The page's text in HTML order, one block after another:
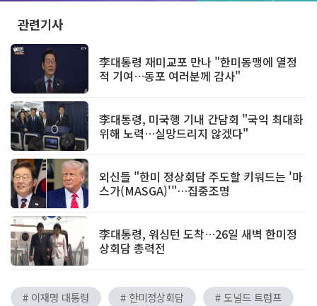
관련기사
李대통령 재미교포 만나 "한미동맹에 열정
적 기여…동포 여러분께 감사"
李대통령, 미국행 기내 간담회 "국익 최대화
위해 노력…실망드리지 않겠다"
외신들 "한미 정상회담 주도할 키워드는 '마
스가(MASGA)'"…집중조명
李대통령, 워싱턴 도착…26일 새벽 한미정
상회담 총력전
# 이재명 대통령 # 한미정상회담
# 도널드 트럼프